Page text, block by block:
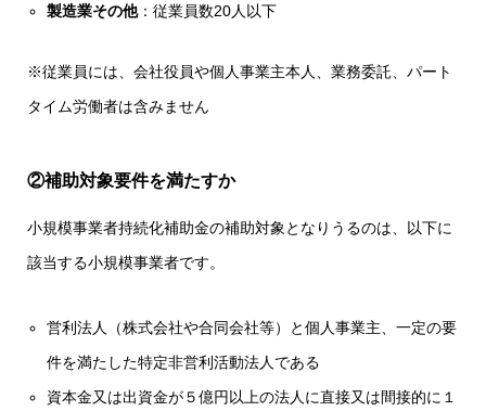
製造業その他：従業員数20人以下
※従業員には、会社役員や個人事業主本人、業務委託、パート
タイム労働者は含みません
②補助対象要件を満たすか
小規模事業者持続化補助金の補助対象となりうるのは、以下に
該当する小規模事業者です。
営利法人（株式会社や合同会社等）と個人事業主、一定の要
件を満たした特定非営利活動法人である
資本金又は出資金が５億円以上の法人に直接又は間接的に１